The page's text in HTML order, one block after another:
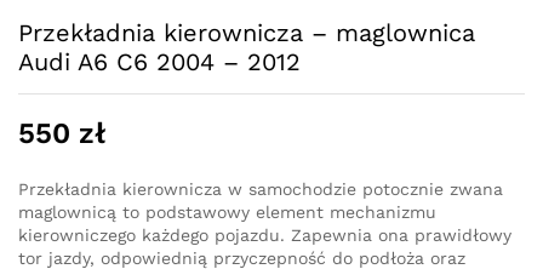
Przekładnia kierownicza – maglownica
Audi A6 C6 2004 – 2012
550 zł
Przekładnia kierownicza w samochodzie potocznie zwana
maglownicą to podstawowy element mechanizmu
kierowniczego każdego pojazdu. Zapewnia ona prawidłowy
tor jazdy, odpowiednią przyczepność do podłoża oraz